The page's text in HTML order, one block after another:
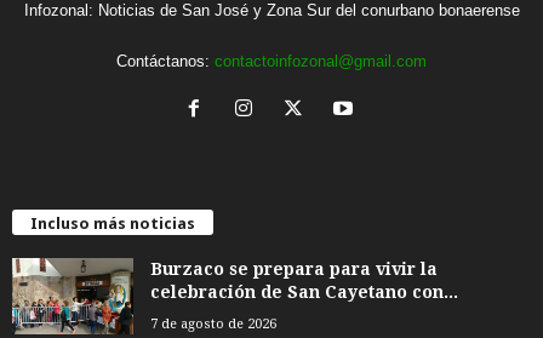
Infozonal: Noticias de San José y Zona Sur del conurbano bonaerense
Contáctanos: contactoinfozonal@gmail.com
Incluso más noticias
Burzaco se prepara para vivir la
celebración de San Cayetano con...
7 de agosto de 2026